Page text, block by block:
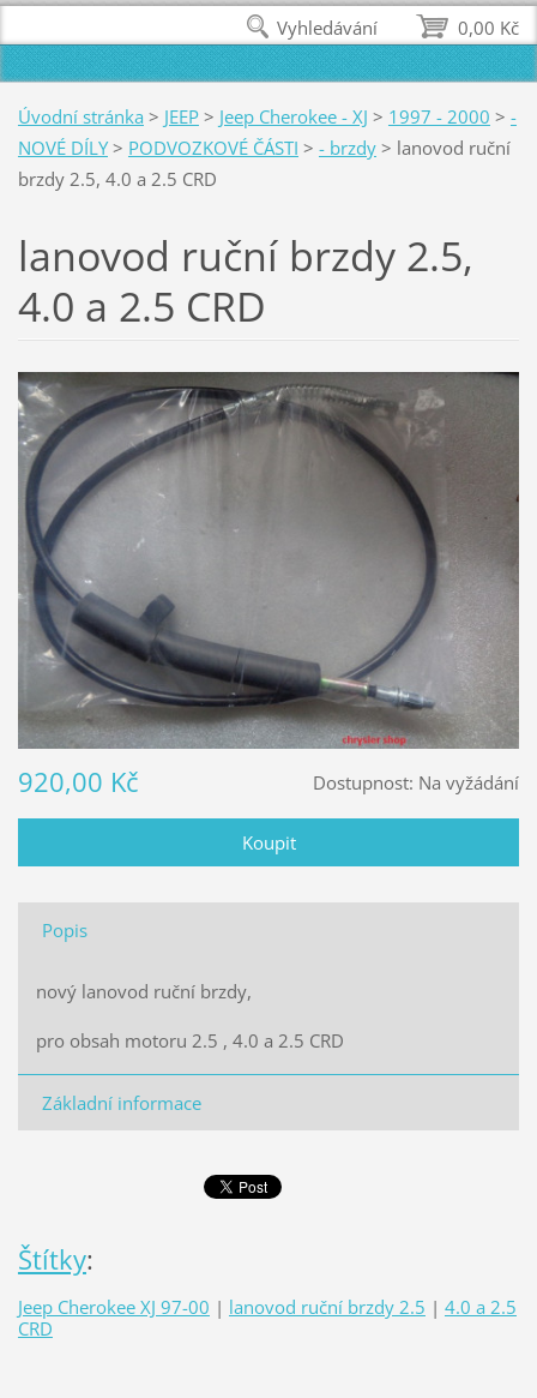
Úvodní stránka > JEEP > Jeep Cherokee - XJ > 1997 - 2000 > -
NOVÉ DÍLY > PODVOZKOVÉ ČÁSTI > - brzdy > lanovod ruční
brzdy 2.5, 4.0 a 2.5 CRD
lanovod ruční brzdy 2.5,
4.0 a 2.5 CRD
Dostupnost: Na vyžádání
920,00 Kč
Popis
nový lanovod ruční brzdy,
pro obsah motoru 2.5 , 4.0 a 2.5 CRD
Základní informace
Štítky:
Jeep Cherokee XJ 97-00 | lanovod ruční brzdy 2.5 | 4.0 a 2.5
CRD
0,00 Kč
Vyhledávání